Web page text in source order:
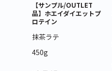
【サンプル/OUTLET
品】ホエイダイエットプ
ロテイン
抹茶ラテ
450g